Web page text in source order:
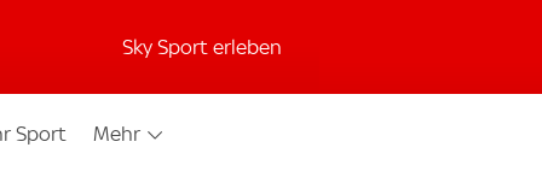
Sky Sport erleben
Sport Mehr